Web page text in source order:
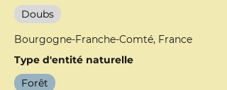
Doubs
Bourgogne-Franche-Comté, France
Type d'entité naturelle
Forêt